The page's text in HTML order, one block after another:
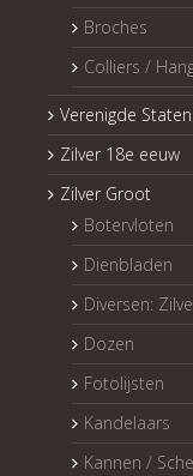
Broches
Colliers /
Verenigde
Zilver 18e eeuw
Zilver Groot
Botervloten
Dienbladen
Diversen:
Dozen
Fotolijsten
Kandelaars
Kannen /